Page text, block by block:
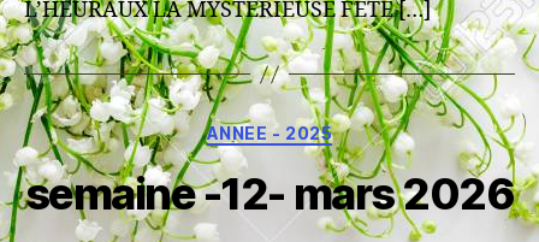
L’HEURAUX LA MYSTERIEUSE FËTE […]
Catégories
ANNEE - 2025
semaine -12- mars 2026